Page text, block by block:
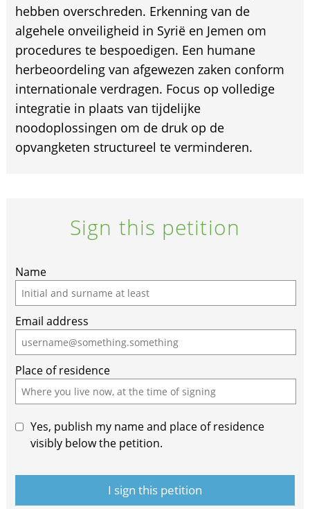
hebben overschreden. Erkenning van de
algehele onveiligheid in Syrië en Jemen om
procedures te bespoedigen. Een humane
herbeoordeling van afgewezen zaken conform
internationale verdragen. Focus op volledige
integratie in plaats van tijdelijke
noodoplossingen om de druk op de
opvangketen structureel te verminderen.
Sign this petition
If
you
are
a
human,
ignore
this
field
Name
Email address
Place of residence
Yes, publish my name and place of residence
visibly below the petition.